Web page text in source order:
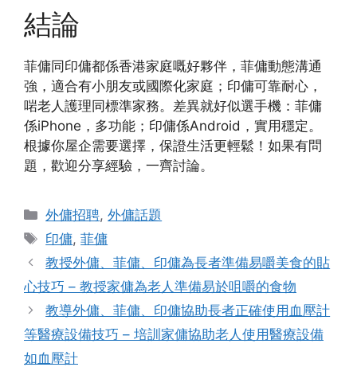
結論
菲傭同印傭都係香港家庭嘅好夥伴，菲傭動態溝通
強，適合有小朋友或國際化家庭；印傭可靠耐心，
啱老人護理同標準家務。差異就好似選手機：菲傭
係iPhone，多功能；印傭係Android，實用穩定。
根據你屋企需要選擇，保證生活更輕鬆！如果有問
題，歡迎分享經驗，一齊討論。
Categories
外傭招聘,外傭話題
Tags
印傭,菲傭
教授外傭、菲傭、印傭為長者準備易嚼美食的貼
心技巧 – 教授家傭為老人準備易於咀嚼的食物
教導外傭、菲傭、印傭協助長者正確使用血壓計
等醫療設備技巧 – 培訓家傭協助老人使用醫療設備
如血壓計